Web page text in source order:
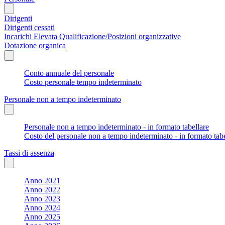
Dirigenti
Dirigenti cessati
Incarichi Elevata Qualificazione/Posizioni organizzative
Dotazione organica
Conto annuale del personale
Costo personale tempo indeterminato
Personale non a tempo indeterminato
Personale non a tempo indeterminato - in formato tabellare
Costo del personale non a tempo indeterminato - in formato
Tassi di assenza
Anno 2021
Anno 2022
Anno 2023
Anno 2024
Anno 2025